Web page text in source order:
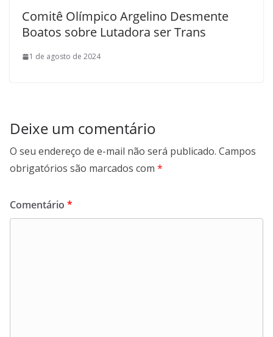
Comitê Olímpico Argelino Desmente
Boatos sobre Lutadora ser Trans
1 de agosto de 2024
Deixe um comentário
O seu endereço de e-mail não será publicado. Campos
obrigatórios são marcados com *
Comentário *